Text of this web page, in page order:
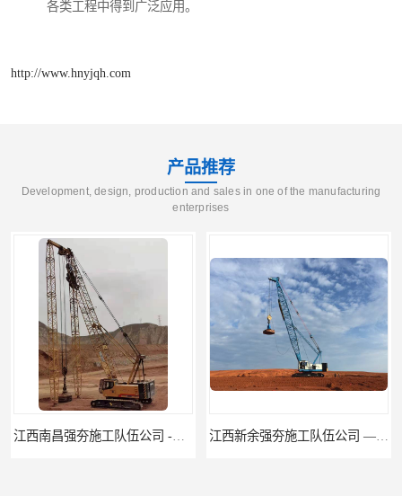
各类工程中得到广泛应用。
http://www.hnyjqh.com
产品推荐
Development, design, production and sales in one of the manufacturing
enterprises
江西新余强夯施工队伍公司 —业峻强夯基础工程 湖南强夯施工公司